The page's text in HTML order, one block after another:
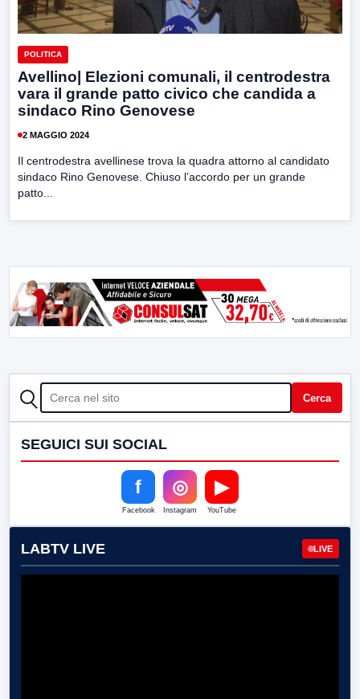
POLITICA
Avellino| Elezioni comunali, il centrodestra
vara il grande patto civico che candida a
sindaco Rino Genovese
2 MAGGIO 2024
Il centrodestra avellinese trova la quadra attorno al candidato
sindaco Rino Genovese. Chiuso l’accordo per un grande
patto...
CERCA Cerca
SEGUICI SUI SOCIAL
f
Facebook
◎
Instagram
▶
YouTube
LABTV LIVE LIVE